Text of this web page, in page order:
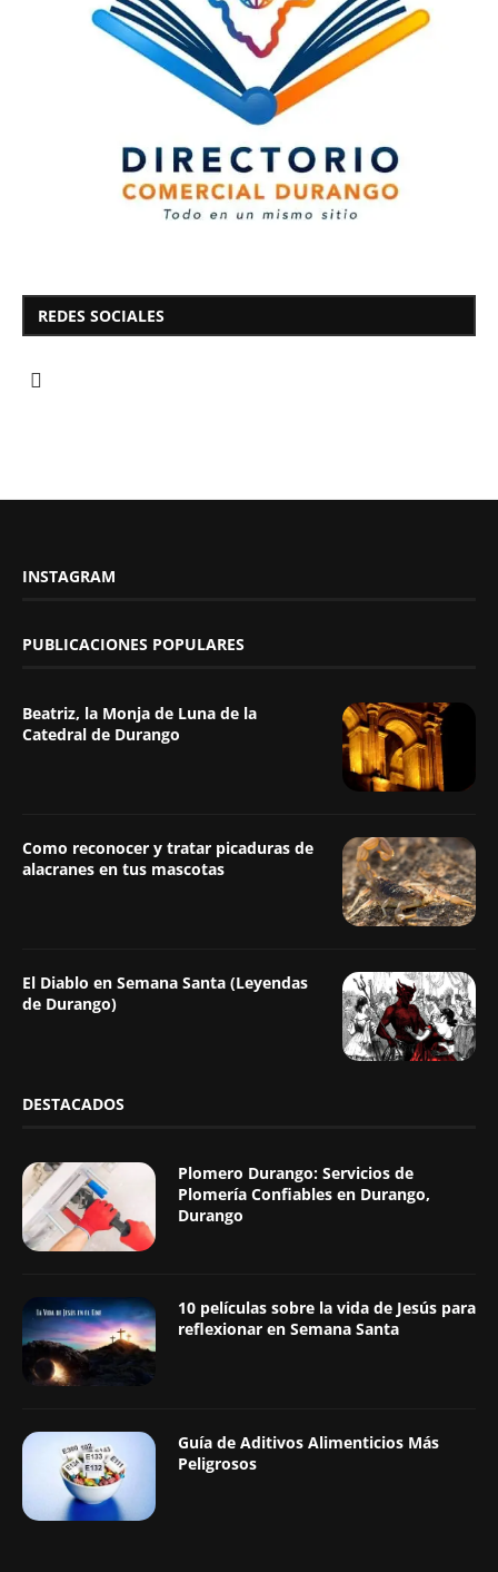
REDES SOCIALES
INSTAGRAM
PUBLICACIONES POPULARES
Beatriz, la Monja de Luna de la
Catedral de Durango
Como reconocer y tratar picaduras de
alacranes en tus mascotas
El Diablo en Semana Santa (Leyendas
de Durango)
DESTACADOS
Plomero Durango: Servicios de
Plomería Confiables en Durango,
Durango
10 películas sobre la vida de Jesús para
reflexionar en Semana Santa
Guía de Aditivos Alimenticios Más
Peligrosos